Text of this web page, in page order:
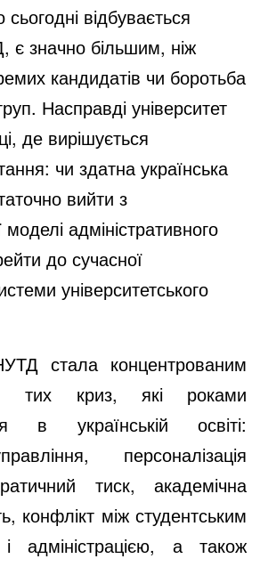
відбувається
є значно більшим, ніж
кандидатів чи боротьба
Насправді університет
де вирішується
чи здатна українська
вийти з
адміністративного
до сучасної
університетського
стала концентрованим
тих криз, які роками
в українській освіті:
персоналізація
тиск, академічна
конфлікт між студентським
адміністрацією, а також